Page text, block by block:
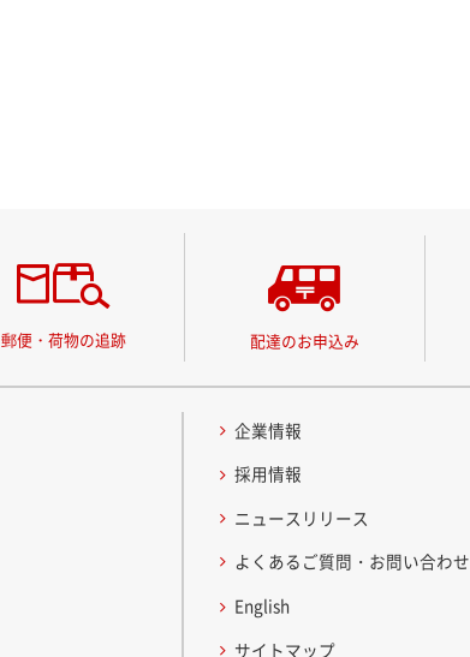
郵便・荷物の追跡 配達のお申込み
企業情報
採用情報
ニュースリリース
よくあるご質問・お問い合わせ
English
サイトマップ